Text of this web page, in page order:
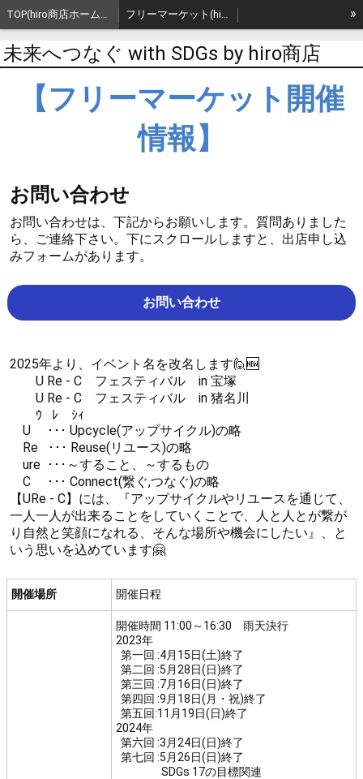
TOP(hiro商店ホームページ) フリーマーケット(hiro商店主催)
【過去開催②】フリーマーケット(hiro商店主催) 地産品の紹介
SDGs 17の目標 ①②③関連活動💃～続～
『アップサイクルパートナーシップ by hiro商店』🙋
アップサイクルイベント(hiro商店主催)🎪 SDGs 17の目標 ⑫関連活動💃
【過去開催】フリーマーケット(hiro商店主催)
»
未来へつなぐ with SDGs by hiro商店
【フリーマーケット開催
情報】
お問い合わせ
お問い合わせは、下記からお願いします。質問ありました
ら、ご連絡下さい。下にスクロールしますと、出店申し込
みフォームがあります。
お問い合わせ
2025年より、イベント名を改名します🙋🆕
U Re - C フェスティバル in 宝塚
U Re - C フェスティバル in 猪名川
ｳ ﾚ ｼｨ
U ･･･ Upcycle(アップサイクル)の略
Re ･･･ Reuse(リユース)の略
ure ･･･～すること、～するもの
C ･･･ Connect(繋ぐ,つなぐ)の略
【URe - C】には、『アップサイクルやリユースを通じて、
一人一人が出来ることをしていくことで、人と人とが繋が
り自然と笑顔になれる、そんな場所や機会にしたい』、と
いう思いを込めています🤗
開催場所 開催日程
開催時間 11:00～16:30 雨天決行
2023年
第一回 :4月15日(土)終了
第二回 :5月28日(日)終了
第三回 :7月16日(日)終了
第四回 :9月18日(月・祝)終了
第五回:11月19日(日)終了
2024年
第六回 :3月24日(日)終了
第七回 :5月26日(日)終了
SDGs 17の目標関連